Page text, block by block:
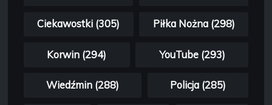
Ciekawostki (305) Piłka Nożna (298)
Korwin (294) YouTube (293)
Wiedźmin (288) Policja (285)